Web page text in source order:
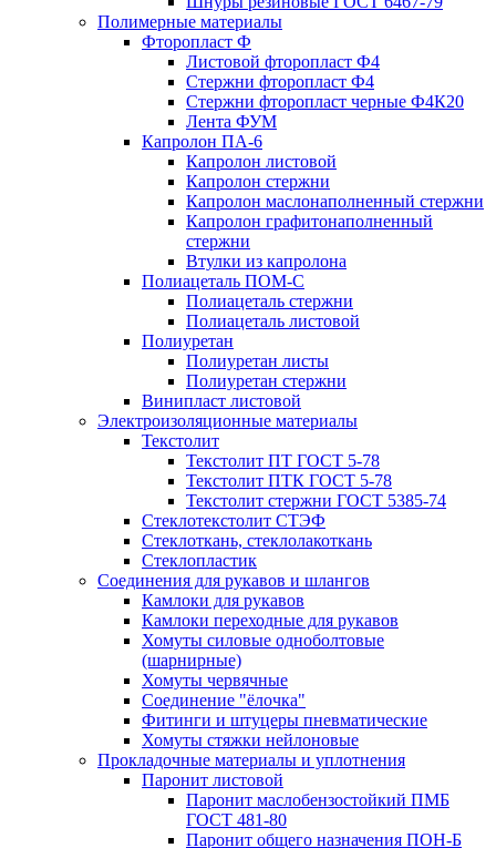
Полимерные материалы
Фторопласт Ф
Листовой фторопласт Ф4
Стержни фторопласт Ф4
Стержни фторопласт черные Ф4К20
Лента ФУМ
Капролон ПА-6
Капролон листовой
Капролон стержни
Капролон маслонаполненный стержни
Капролон графитонаполненный
стержни
Втулки из капролона
Полиацеталь ПОМ-С
Полиацеталь стержни
Полиацеталь листовой
Полиуретан
Полиуретан листы
Полиуретан стержни
Винипласт листовой
Электроизоляционные материалы
Текстолит
Текстолит ПТ ГОСТ 5-78
Текстолит ПТК ГОСТ 5-78
Текстолит стержни ГОСТ 5385-74
Стеклотекстолит СТЭФ
Стеклоткань, стеклолакоткань
Стеклопластик
Соединения для рукавов и шлангов
Камлоки для рукавов
Камлоки переходные для рукавов
Хомуты силовые одноболтовые
(шарнирные)
Хомуты червячные
Соединение "ёлочка"
Фитинги и штуцеры пневматические
Хомуты стяжки нейлоновые
Прокладочные материалы и уплотнения
Паронит листовой
Паронит маслобензостойкий ПМБ
ГОСТ 481-80
Паронит общего назначения ПОН-Б